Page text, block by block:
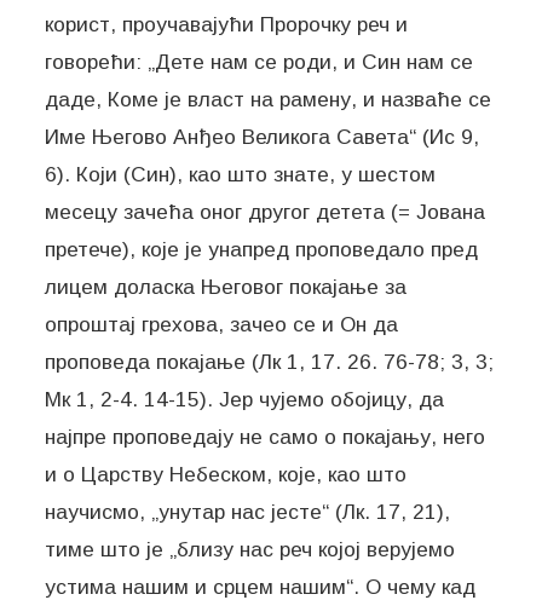
корист, проучавајући Пророчку реч и
говорећи: „Дете нам се роди, и Син нам се
даде, Коме је власт на рамену, и назваће се
Име Његово Анђео Великога Савета“ (Ис 9,
6). Који (Син), као што знате, у шестом
месецу зачећа оног другог детета (= Јована
претече), које је унапред проповедало пред
лицем доласка Његовог покајање за
опроштај грехова, зачео се и Он да
проповеда покајање (Лк 1, 17. 26. 76-78; 3, 3;
Мк 1, 2-4. 14-15). Јер чујемо обојицу, да
најпре проповедају не само о покајању, него
и о Царству Небеском, које, као што
научисмо, „унутар нас јесте“ (Лк. 17, 21),
тиме што је „близу нас реч којој верујемо
устима нашим и срцем нашим“. О чему кад